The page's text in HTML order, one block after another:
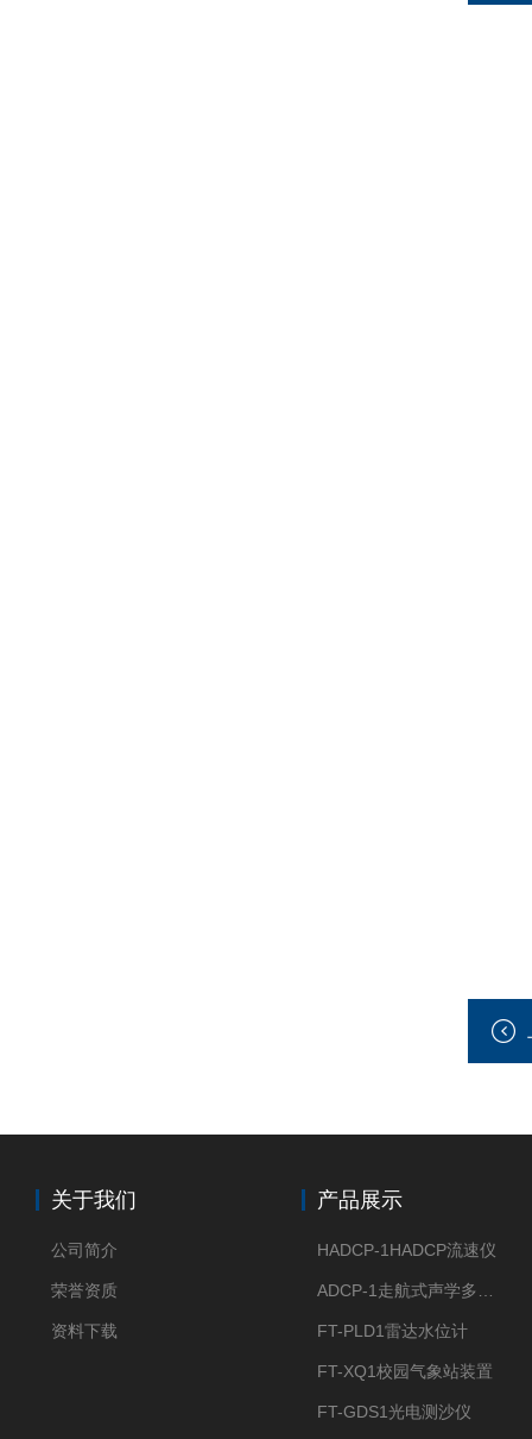
关于我们
公司简介
荣誉资质
资料下载
产品展示
HADCP-1HADCP流速仪
FT-PLD1雷达水位计
FT-XQ1校园气象站装置
FT-GDS1光电测沙仪